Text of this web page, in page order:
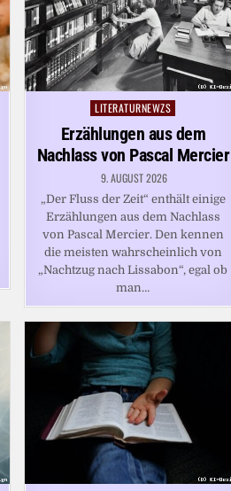
Posted
in
LITERATURNEWZS
Erzählungen aus dem
Nachlass von Pascal Mercier
9. AUGUST 2026
„Der Fluss der Zeit“ enthält einige
Erzählungen aus dem Nachlass
von Pascal Mercier. Den kennen
die meisten wahrscheinlich von
„Nachtzug nach Lissabon“, egal ob
man…